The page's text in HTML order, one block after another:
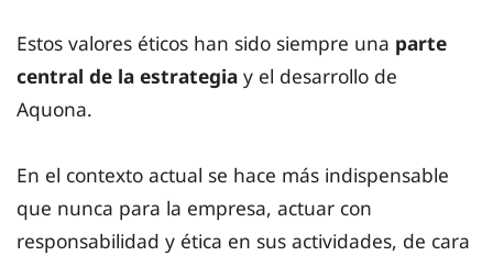
Estos valores éticos han sido siempre una parte
central de la estrategia y el desarrollo de
Aquona.
En el contexto actual se hace más indispensable
que nunca para la empresa, actuar con
responsabilidad y ética en sus actividades, de cara